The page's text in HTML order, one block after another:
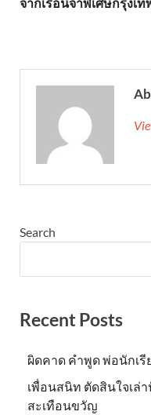
Search
Recent Posts
ผิดคาด คำพูด พ่อนักเรี
เพื่อนสนิท ตัดสินใจเล่
สะเทือนขวัญ